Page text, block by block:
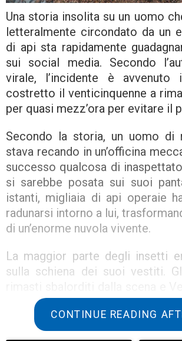
Una storia insolita su un uomo
letteralmente circondato da un
di api sta rapidamente
sui social media. Secondo
virale, l’incidente è
costretto il venticinquenne a
per quasi mezz’ora per evitare il
Secondo la storia, un uomo di
stava recando in un’officina
successo qualcosa di
si sarebbe posata sui suoi
istanti, migliaia di api operaie
radunarsi intorno a lui,
di un’enorme nuvola vivente.
La maggior parte degli insetti
sulla schiena dei suoi vestiti.
reso conto che qualsiasi
avrebbe potuto provocare
Pertanto, ha preso l’unica
CONTINUE READING